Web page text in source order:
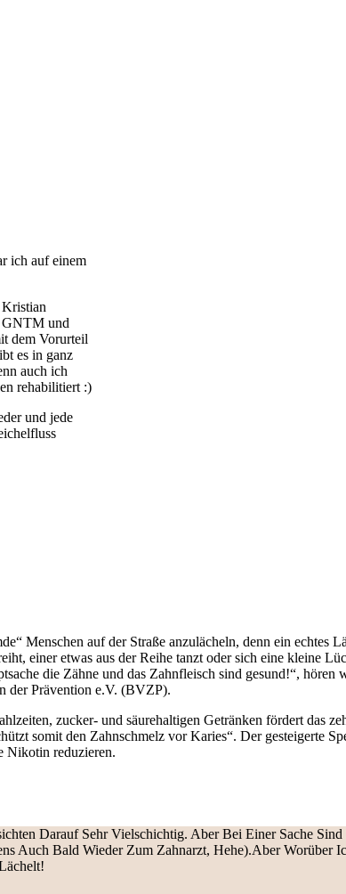
ich auf einem
GNTM und
dem Vorurteil
es in ganz
auch ich
rehabilitiert :)
und jede
Menschen auf der Straße anzulächeln, denn ein echtes
einer etwas aus der Reihe tanzt oder sich eine kleine
die Zähne und das Zahnfleisch sind gesund!“,
der Prävention e.V. (BVZP).
zucker- und säurehaltigen Getränken fördert das
somit den Zahnschmelz vor Karies“. Der gesteigerte
Nikotin reduzieren.
Darauf Sehr Vielschichtig. Aber Bei Einer Sache
Auch Bald Wieder Zum Zahnarzt, Hehe).Aber Worüber